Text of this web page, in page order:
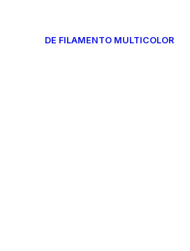
DE FILAMENTO MULTICOLOR